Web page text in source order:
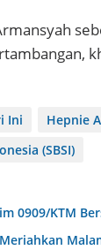
Ini Hepnie
(SBSI)
0909/KTM